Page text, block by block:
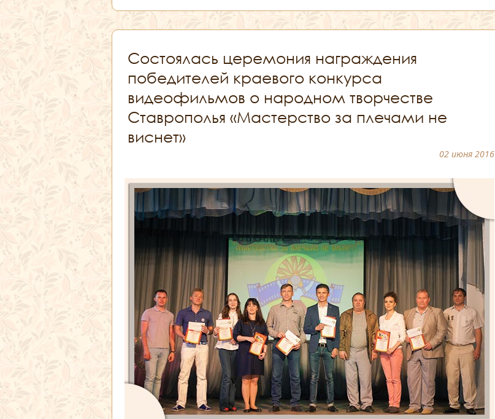
Состоялась церемония награждения
победителей краевого конкурса
видеофильмов о народном творчестве
Ставрополья «Мастерство за плечами не
виснет»
02 июня 2016